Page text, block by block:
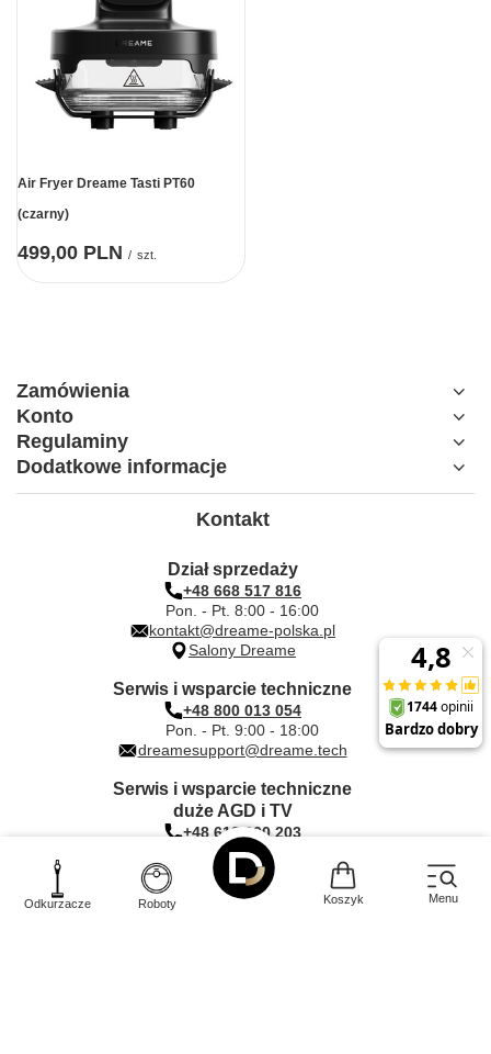
Odkurzacze Roboty Koszyk Menu
Air Fryer Dreame Tasti PT60
(czarny)
499,00 PLN / szt.
Zamówienia
Konto
Regulaminy
Dodatkowe informacje
Kontakt
Dział sprzedaży
+48 668 517 816
Pon. - Pt. 8:00 - 16:00
kontakt@dreame-polska.pl
Salony Dreame
Serwis i wsparcie techniczne
+48 800 013 054
Pon. - Pt. 9:00 - 18:00
dreamesupport@dreame.tech
Serwis i wsparcie techniczne
duże AGD i TV
+48 612 000 203
Pon. - Pt. 9:00 - 17:00
dreame@quadra-net.com